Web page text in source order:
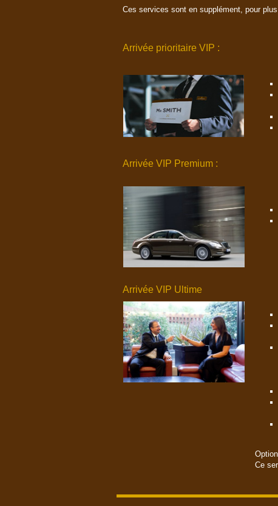
Ces services sont en supplément, pour
Arrivée prioritaire VIP :
Arrivée VIP Premium :
Arrivée VIP Ultime
Ce